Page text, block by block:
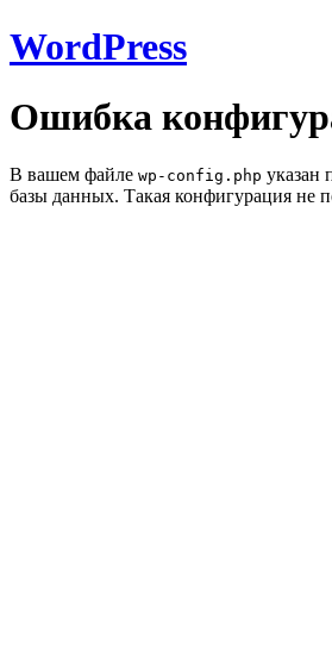
WordPress
Ошибка
В вашем файле wp-config.php указан
базы данных. Такая конфигурация не